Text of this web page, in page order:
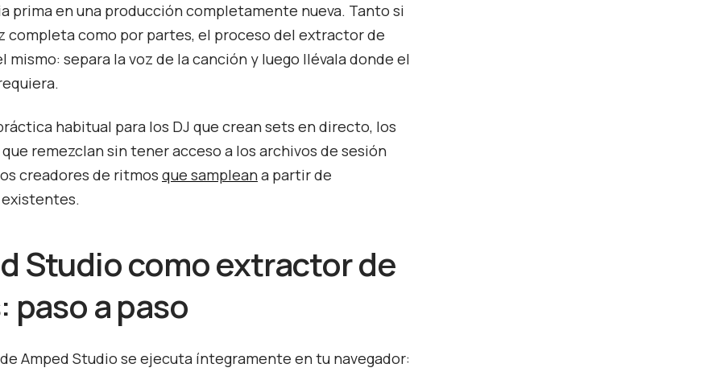
prima en una producción completamente nueva. Tanto si
completa como por partes, el proceso del extractor de
mismo: separa la voz de la canción y luego llévala donde el
habitual para los DJ que crean sets en directo, los
remezclan sin tener acceso a los archivos de sesión
creadores de ritmos que sampleana partir de
Studio como extractor de
paso a paso
Amped Studio se ejecuta íntegramente en tu navegador: